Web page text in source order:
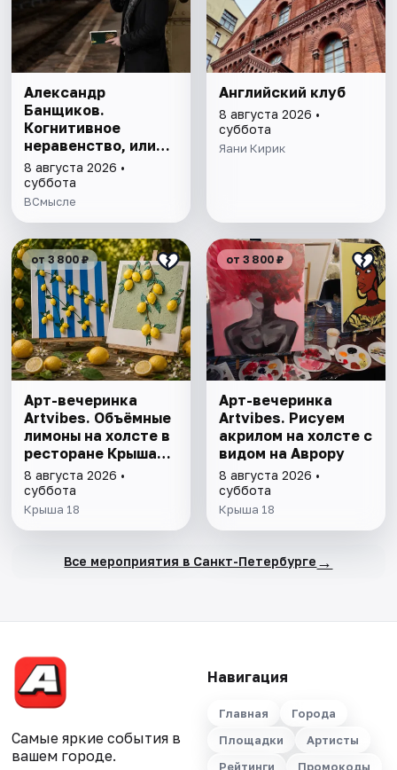
Александр
Банщиков.
Когнитивное
неравенство, или
почему умные
умнеют, а глупые
глупеют
8 августа 2026 •
суббота
ВСмысле
Английский клуб
8 августа 2026 •
суббота
Яани Кирик
от 3 800 ₽
Арт-вечеринка
Artvibes. Объёмные
лимоны на холсте в
ресторане Крыша
18
8 августа 2026 •
суббота
Крыша 18
от 3 800 ₽
Арт-вечеринка
Artvibes. Рисуем
акрилом на холсте с
видом на Аврору
8 августа 2026 •
суббота
Крыша 18
Все мероприятия в Санкт-Петербурге →
Самые яркие события в
вашем городе.
Навигация
Главная
Города
Площадки
Артисты
Рейтинги
Промокоды